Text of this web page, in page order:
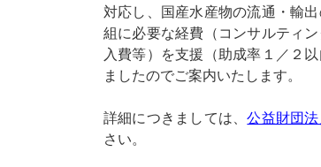
対応し、国産水産物の流通・輸
組に必要な経費（コンサルティ
入費等）を支援（助成率１／２
ましたのでご案内いたします。
詳細につきましては、公益財団
さい。